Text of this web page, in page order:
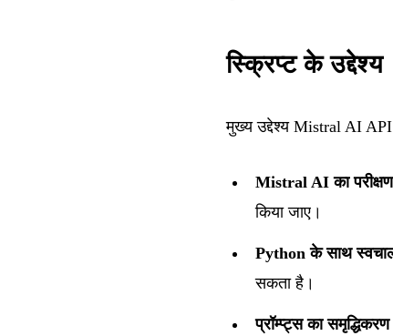
स्क्रिप्ट के उद्देश्य
मुख्य उद्देश्य Mistral AI
Mistral AI का परीक्षण
किया जाए।
Python के साथ
सकता है।
प्रॉम्प्ट्स का समृद्धिकरण